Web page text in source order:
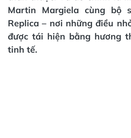
Martin Margiela cùng bộ
Replica – nơi những điều
được tái hiện bằng hương
tinh tế.